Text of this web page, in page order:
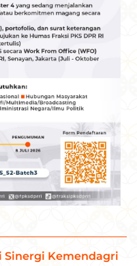
Sinergi Kemendagri